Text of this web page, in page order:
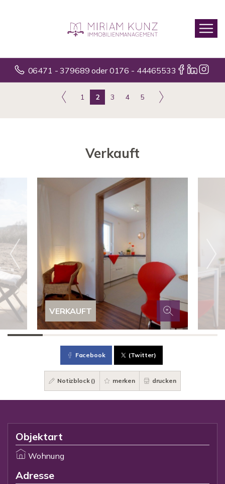
06471 - 379689 oder 0176 - 44465533
1 2 3 4 5
Verkauft
VERKAUFT
Facebook (Twitter)
Notizblock () merken drucken
Objektart
Wohnung
Adresse